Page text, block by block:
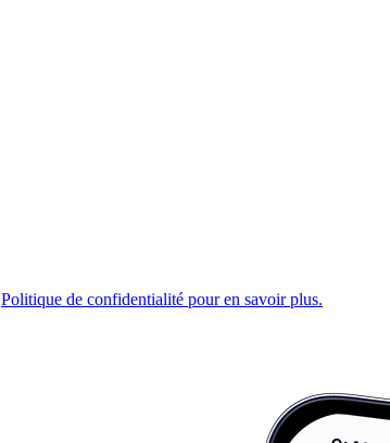
Politique de confidentialité pour en savoir plus.